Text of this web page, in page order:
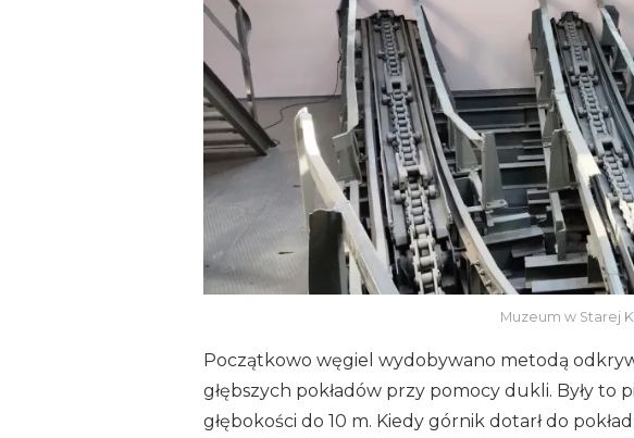
Muzeum w Starej
Początkowo węgiel wydobywano metodą
głębszych pokładów przy pomocy dukli. Były to
głębokości do 10 m. Kiedy górnik dotarł do